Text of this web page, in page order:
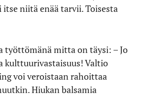
itse niitä enää tarvii. Toisesta
työttömänä mitta on täysi: – Jo
kulttuurivastaisuus! Valtio
voi veroistaan rahoittaa
Hiukan balsamia